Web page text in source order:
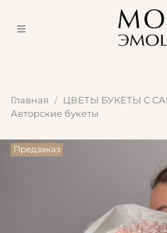
Главная
ЦВЕТЫ БУКЕТЫ С
Авторские букеты
Предзаказ